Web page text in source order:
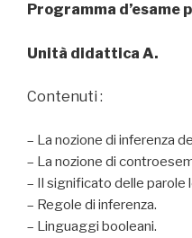
Programma
Unità didattica A.
Contenuti :
– La nozione di inferenza
– La nozione di
– Il significato delle parole
– Regole di inferenza.
– Linguaggi booleani.